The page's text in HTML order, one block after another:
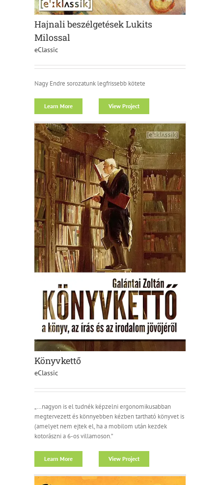
Hajnali beszélgetések Lukits
Milossal
eClassic
Nagy Endre sorozatunk legfrissebb kötete
Learn More View Project
Könyvkettő
eClassic
„…nagyon is el tudnék képzelni ergonomikusabban
megtervezett és könnyebben kézben tartható könyvet is
(amelyet nem ejtek el, ha a mobilom után kezdek
kotorászni a 6-os villamoson.”
Learn More View Project